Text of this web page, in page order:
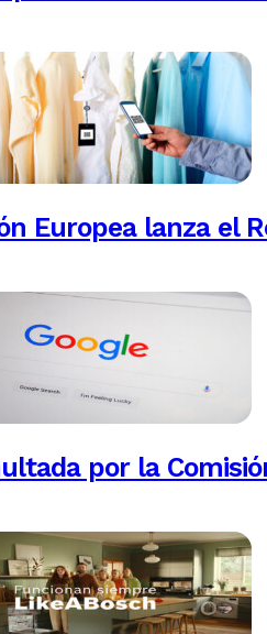
Europea lanza el
por la